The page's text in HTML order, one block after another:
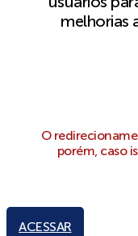
melhorias
O
porém, caso
ACESSAR